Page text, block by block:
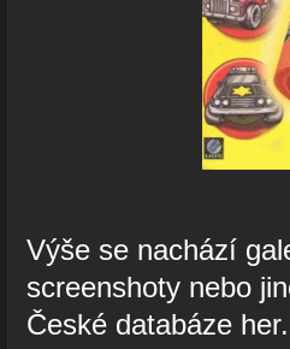
Výše se nachází
screenshoty nebo
České databáze her.